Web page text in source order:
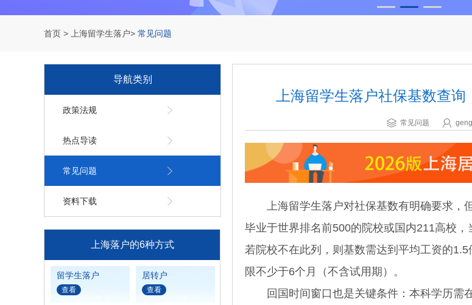
首页 > 上海留学生落户> 常见问题
导航类别
政策法规
热点导读
常见问题
资料下载
上海落户的6种方式
留学生落户
查看
居转户
查看
上海留学生落户社保基数查
常见问题
上海留学生落户对社保基数有明确要求，但
毕业于世界排名前500的院校或国内211高校
若院校不在此列，则基数需达到平均工资的
限不少于6个月（不含试用期）。
回国时间窗口也是关键条件：本科学历需